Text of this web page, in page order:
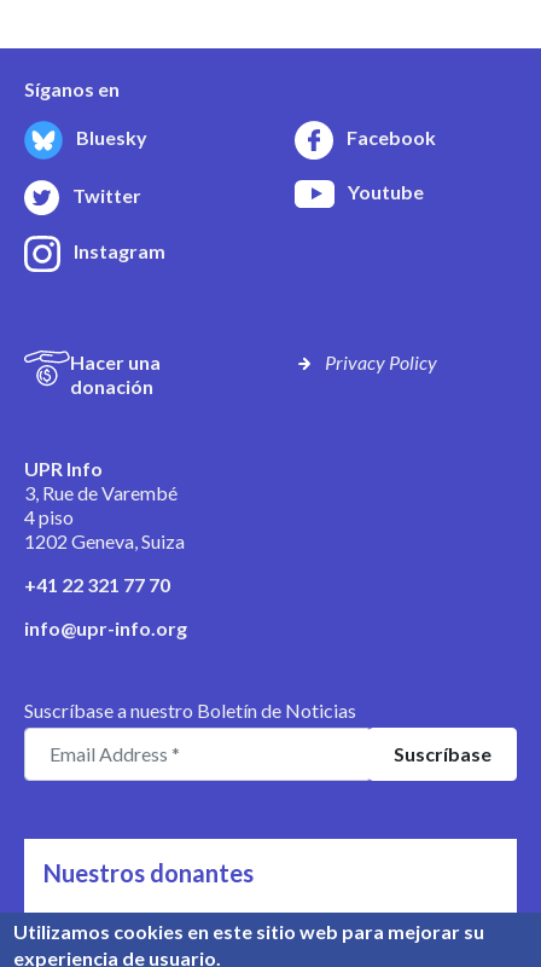
Síganos en
Bluesky Facebook
Twitter Youtube
Instagram
Hacer una
donación
Privacy Policy
UPR Info
3, Rue de Varembé
4 piso
1202 Geneva, Suiza
+41 22 321 77 70
info@upr-info.org
Suscríbase a nuestro Boletín de Noticias
Nuestros donantes
Nos apoyan
Utilizamos cookies en este sitio web para mejorar su
experiencia de usuario.